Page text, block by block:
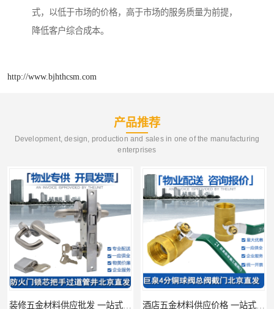
式，以低于市场的价格，高于市场的服务质量为前提，
降低客户综合成本。
http://www.bjhthcsm.com
产品推荐
Development, design, production and sales in one of the manufacturing
enterprises